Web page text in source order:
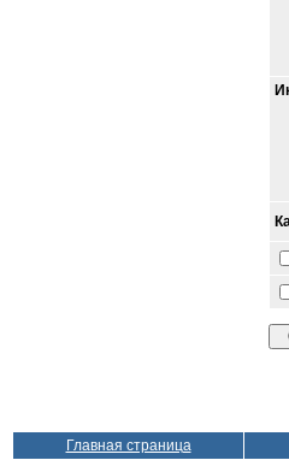
Главная страница